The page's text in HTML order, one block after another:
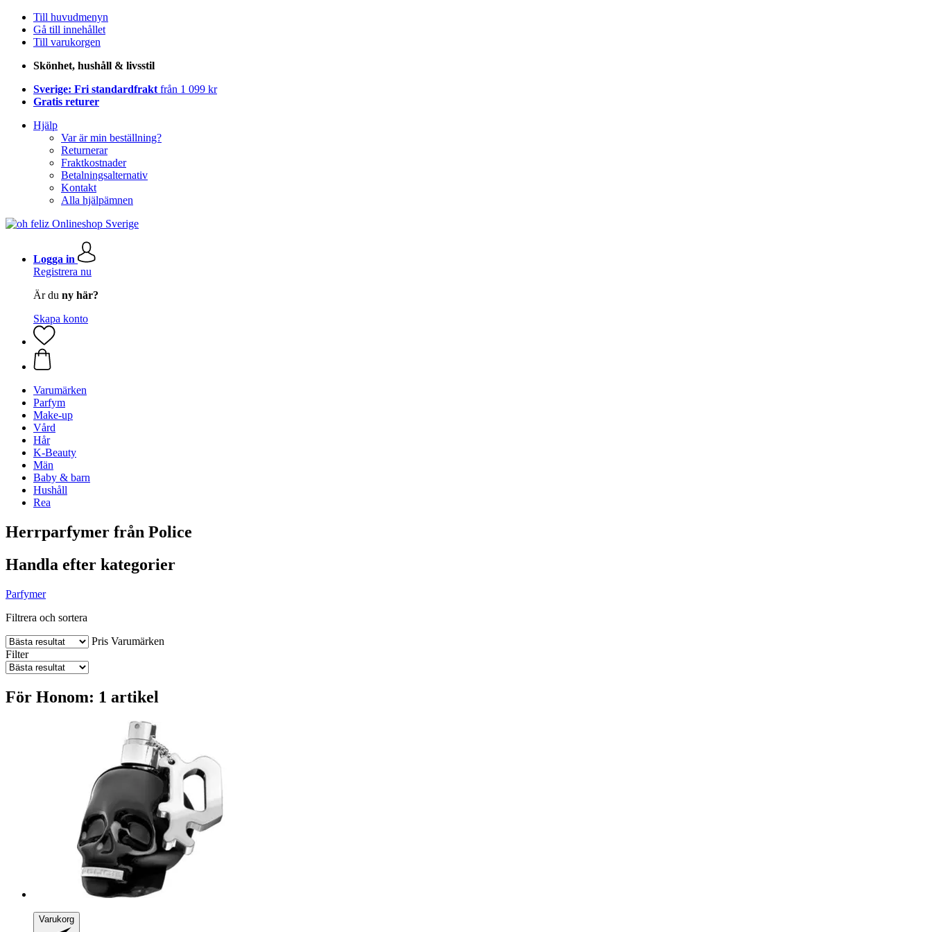
Till huvudmenyn
Gå till innehållet
Till varukorgen
Skönhet, hushåll & livsstil
Sverige: Fri standardfrakt från 1 099 kr
Gratis returer
Hjälp
Var är min beställning?
Returnerar
Fraktkostnader
Betalningsalternativ
Kontakt
Alla hjälpämnen
Logga in
Registrera nu
Är du ny här?
Skapa konto
Varumärken
Parfym
Make-up
Vård
Hår
K-Beauty
Män
Baby & barn
Hushåll
Rea
Herrparfymer från Police
Handla efter kategorier
Parfymer
Filtrera och sortera
Pris Varumärken
Filter
För Honom: 1 artikel
Varukorg